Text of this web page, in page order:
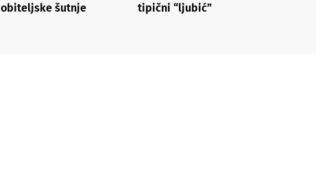
obiteljske šutnje
tipični “ljubić”